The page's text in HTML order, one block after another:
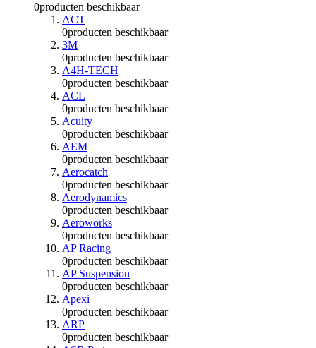
0producten beschikbaar
ACT
0producten beschikbaar
3M
0producten beschikbaar
A4H-TECH
0producten beschikbaar
ACL
0producten beschikbaar
Acuity
0producten beschikbaar
AEM
0producten beschikbaar
Aerocatch
0producten beschikbaar
Aerodynamics
0producten beschikbaar
Aeroworks
0producten beschikbaar
AP Racing
0producten beschikbaar
AP Suspension
0producten beschikbaar
Apexi
0producten beschikbaar
ARP
0producten beschikbaar